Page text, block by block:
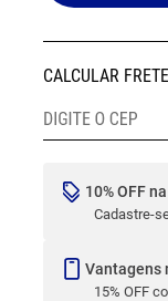
10% OFF
Cadastre-
Vantagens
15% OFF